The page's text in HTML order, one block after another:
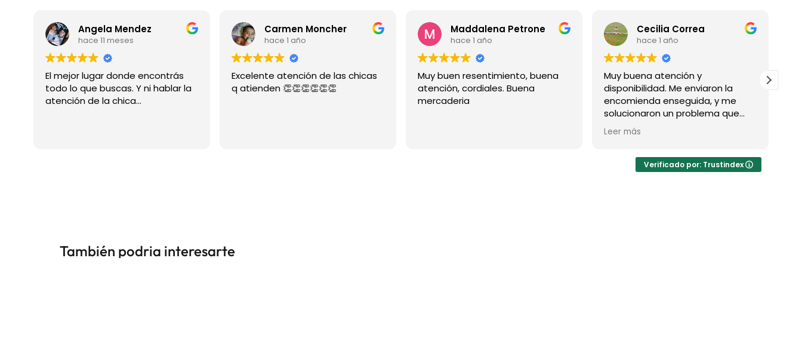
Angela Mendez
hace 11 meses
El mejor lugar donde encontrás
todo lo que buscas. Y ni hablar la
atención de la chica...
Carmen Moncher
hace 1 año
Excelente atención de las chicas
q atienden 👏👏👏👏👏👏
Maddalena Petrone
hace 1 año
Muy buen resentimiento, buena
atención, cordiales. Buena
mercaderia
Cecilia Correa
hace 1 año
Muy buena atención y
disponibilidad. Me enviaron la
encomienda enseguida, y me
solucionaron un problema que
tuve con la compra (por mi lado,
no por la de ellos)
Leer más
Verificado por: Trustindex
También podria interesarte